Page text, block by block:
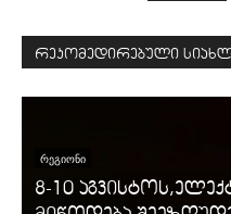
რეკომედირებული
ᲠᲔᲒᲘᲝᲜᲘ
8-10